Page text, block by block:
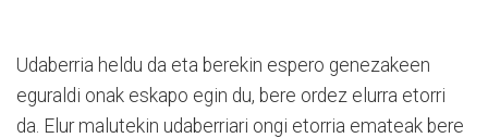
Udaberria heldu da eta berekin espero genezakeen
eguraldi onak eskapo egin du, bere ordez elurra etorri
da. Elur malutekin udaberriari ongi etorria emateak bere